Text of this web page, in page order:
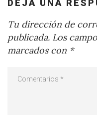
DEJA UNA
Tu dirección de
publicada. Los
marcados con *